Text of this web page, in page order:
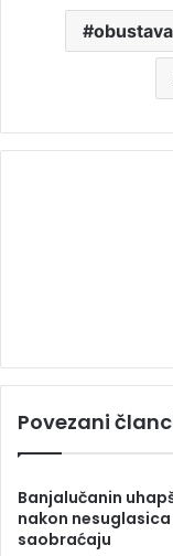
obustava
Povezani
Banjalučanin
nakon nesuglasica
saobraćaju